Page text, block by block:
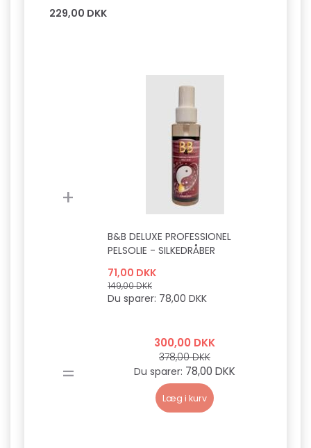
229,00 DKK
+
B&B DELUXE PROFESSIONEL
PELSOLIE - SILKEDRÅBER
71,00 DKK
149,00 DKK
Du sparer: 78,00 DKK
=
300,00 DKK
378,00 DKK
Du sparer: 78,00 DKK
Læg i kurv